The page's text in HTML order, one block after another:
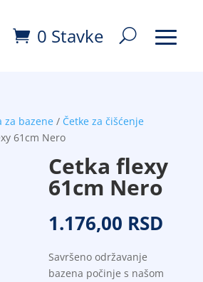
0 Stavke
za bazene/ Četke za čišćenje
61cm Nero
Cetka flexy
61cm Nero
1.176,00 RSD
Savršeno održavanje
bazena počinje s našom